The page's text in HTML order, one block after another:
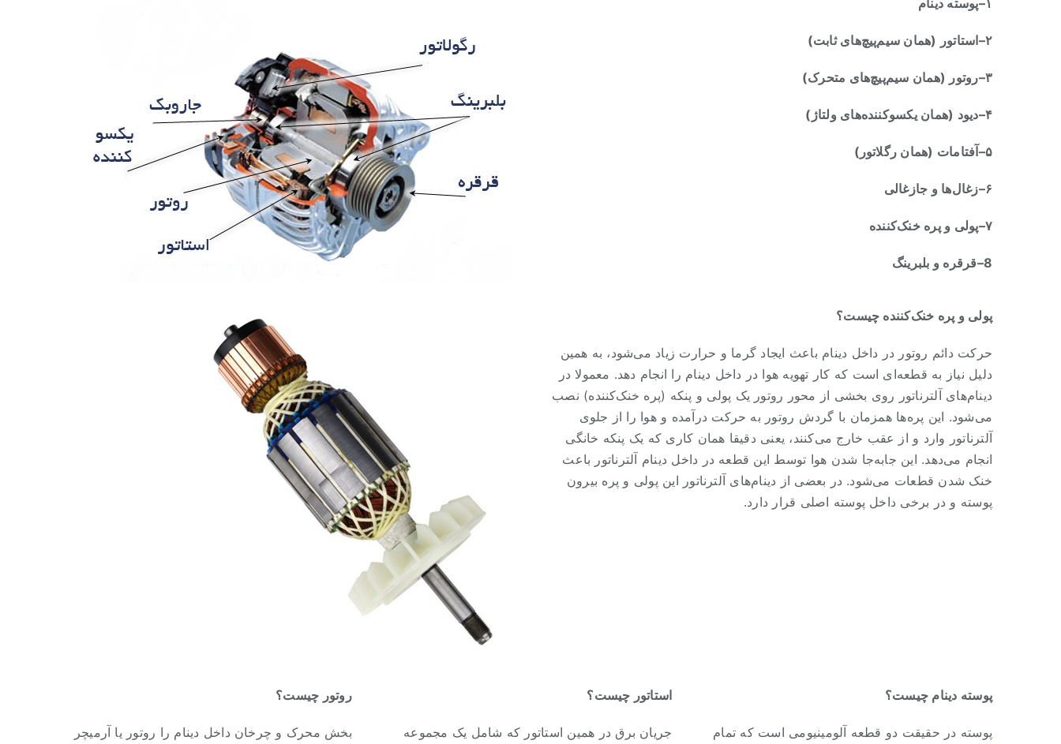
۲–استاتور (همان سیم‌پیچ‌های ثابت)
۳–روتور (همان سیم‌پیچ‌های متحرک)
۴–دیود (همان یکسوکننده‌های ولتاژ )
۵–آفتامات (همان رگلاتور )
۶–زغال‌ها و جازغالی
۷–پولی و پره خنک‌کننده
8
–قرقره و بلبرینگ
پولی و پره خنک‌کننده چیست؟
حرکت دائم روتور در داخل دینام باعث ایجاد گرما و حرارت زیاد می‌شود، به همین
دلیل نیاز به قطعه‌ای است که کار تهویه هوا در داخل دینام را انجام دهد. معمولا در
دینام‌های آلترناتور روی بخشی از محور روتور یک پولی و پنکه (پره خنک‌کننده) نصب
می‌شود. این پره‌ها همزمان با گردش روتور به حرکت درآمده و هوا را از جلوی
آلترناتور وارد و از عقب خارج می‌کنند، یعنی دقیقا همان کاری که یک پنکه خانگی
انجام می‌دهد. این جابه‌جا شدن هوا توسط این قطعه در داخل دینام آلترناتور باعث
خنک شدن قطعات می‌شود. در بعضی از دینام‌های آلترناتور این پولی و پره بیرون
پوسته و در برخی داخل پوسته اصلی قرار دارد.
پوسته دینام چیست؟
پوسته در حقیقت دو قطعه آلومینیومی است که تمام
استاتور چیست؟
جریان برق در همین استاتور که شامل یک مجموعه
روتور چیست؟
بخش محرک و چرخان داخل دینام را روتور یا آرمیچر